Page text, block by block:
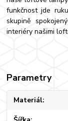
funkčnost jde
skupině
interiéry našimi
Parametry
Materiál